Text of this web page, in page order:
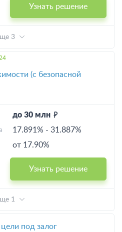
Узнать решение
3
(с безопасной
до 30 млн
17.891% - 31.887%
от 17.90%
Узнать решение
1
под залог